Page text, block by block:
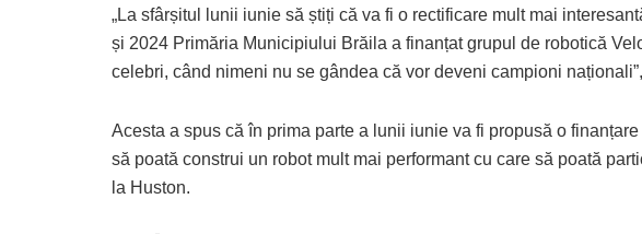
„La sfârșitul lunii iunie să știți că va fi o rectificare mult mai
și 2024 Primăria Municipiului Brăila a finanțat grupul de robotică
celebri, când nimeni nu se gândea că vor deveni campioni
Acesta a spus că în prima parte a lunii iunie va fi propusă o
să poată construi un robot mult mai performant cu care să poată
la Huston.